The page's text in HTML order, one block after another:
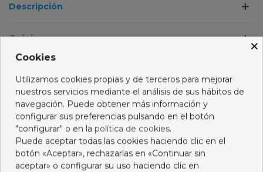
Descripción
Opiniones
LOS CLIENTES QUE COMPRARON ESTE
PRODUCTO TAMBIÉN HAN COMPRADO:
×
Cookies
Utilizamos cookies propias y de terceros para mejorar
nuestros servicios mediante el análisis de sus hábitos de
navegación. Puede obtener más información y
configurar sus preferencias pulsando en el botón
"configurar" o en la política de cookies.
Puede aceptar todas las cookies haciendo clic en el
botón «Aceptar», rechazarlas en «Continuar sin
aceptar» o configurar su uso haciendo clic en